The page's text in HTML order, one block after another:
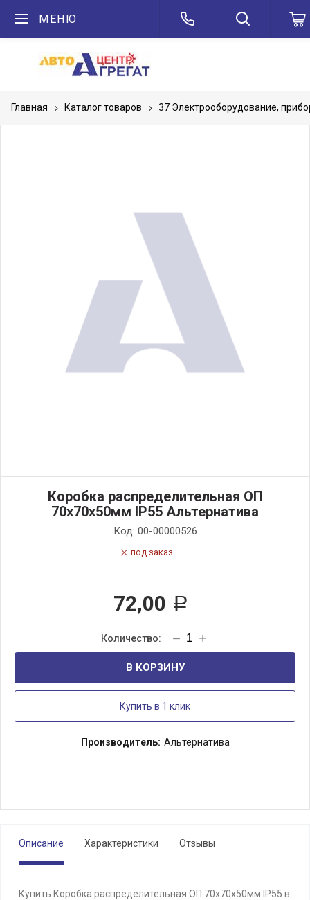
МЕНЮ
Главная Каталог товаров 37 Электрооборудование,
Коробка распределительная ОП
70х70х50мм IP55 Альтернатива
Код: 00-00000526
под заказ
72,00 Р
В КОРЗИНУ
Купить в 1 клик
Производитель: Альтернатива
Описание Характеристики Отзывы
Купить Коробка распределительная ОП 70х70х50мм IP55 в